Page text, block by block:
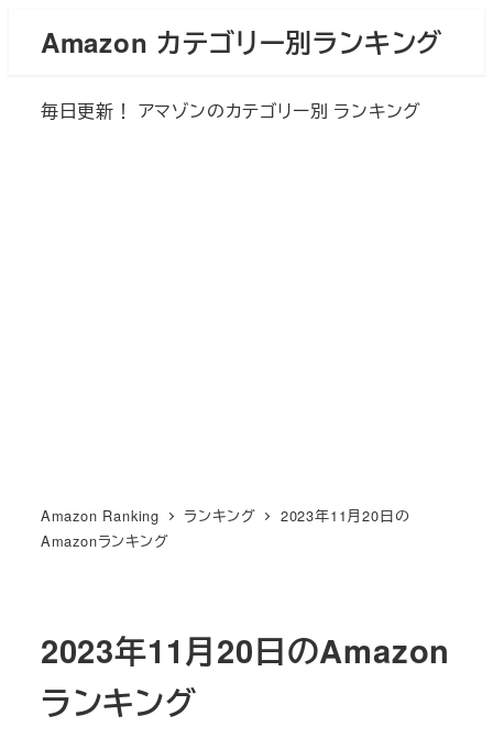
Amazon カテゴリー別ランキング
毎日更新！ アマゾンのカテゴリー別 ランキング
Amazon Ranking ランキング
2023年11月20日の
Amazonランキング
2023年11月20日のAmazon
ランキング